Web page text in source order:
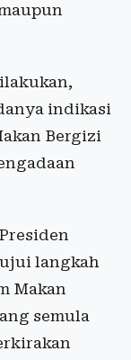
indikasi
Bergizi
langkah
Makan
semula